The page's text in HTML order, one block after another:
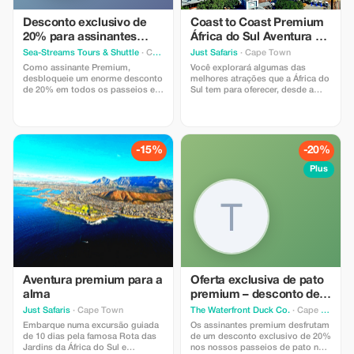
Economize 10% na sua reserva ao
reservar para 2 pessoas ou mais
Economize 20% na sua reserva ao
reservar para 6 pessoas ou mais
Economize 30% na sua reserva ao
reservar para 10 pessoas ou mais
Desconto exclusivo de
20% para assinantes
premium!
Sea-Streams Tours & Shuttle · Cape Town
Como assinante Premium,
desbloqueie um enorme desconto
de 20% em todos os passeios e
personalizadas!
Coast to Coast Premium
África do Sul Aventura de
14 Dias
Just Safaris · Cape Town
Você explorará algumas das
melhores atrações que a África do
Sul tem para oferecer, desde a
privadas.
-15%
Aventura premium para a
alma
Just Safaris · Cape Town
Embarque numa excursão guiada
de 10 dias pela famosa Rota das
Jardins da África do Sul e
-20%
Plus
Oferta exclusiva de pato
premium – desconto de
20%
The Waterfront Duck Co. · Cape Town
Os assinantes premium desfrutam
de um desconto exclusivo de 20%
nos nossos passeios de pato na